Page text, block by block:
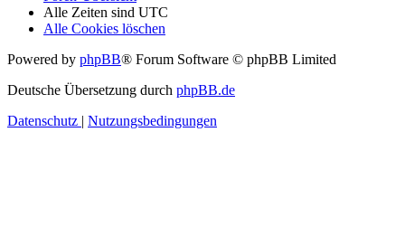
Alle Zeiten sind UTC
Alle Cookies löschen
Powered by phpBB® Forum Software © phpBB Limited
Deutsche Übersetzung durch phpBB.de
Datenschutz | Nutzungsbedingungen